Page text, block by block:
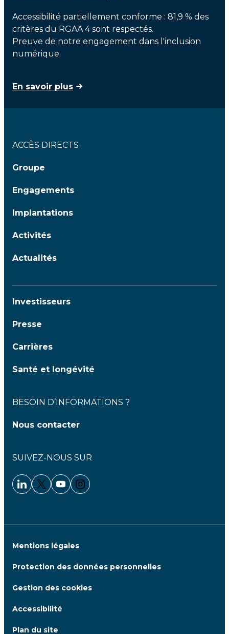
Accessibilité partiellement conforme : 81,9 % des
critères du RGAA 4 sont respectés.
Preuve de notre engagement dans l'inclusion
numérique.
En savoir plus
ACCÈS DIRECTS
Groupe
Engagements
Implantations
Activités
Actualités
Investisseurs
Presse
Carrières
Santé et longévité
BESOIN D’INFORMATIONS ?
Nous contacter
SUIVEZ-NOUS SUR
Linkedin - Clariane
Twitter - Clariane
Youtube - Clariane
Instagram - Clariane
Mentions légales
Protection des données personnelles
Gestion des cookies
Accessibilité
Plan du site